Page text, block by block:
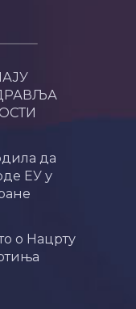
да
ЕУ у
о Нацрту